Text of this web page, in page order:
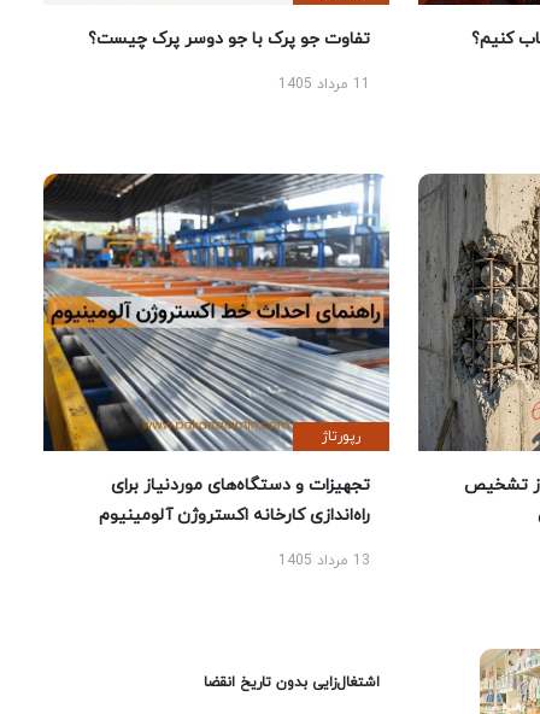
کنیم؟ تفاوت جو پرک با جو دوسر پرک چیست؟
تشخیص
رپورتاژ
تجهیزات و دستگاه‌های موردنیاز برای
راه‌اندازی کارخانه اکستروژن آلومینیوم
13 مرداد 1405
اشتغال‌زایی بدون تاریخ انقضا